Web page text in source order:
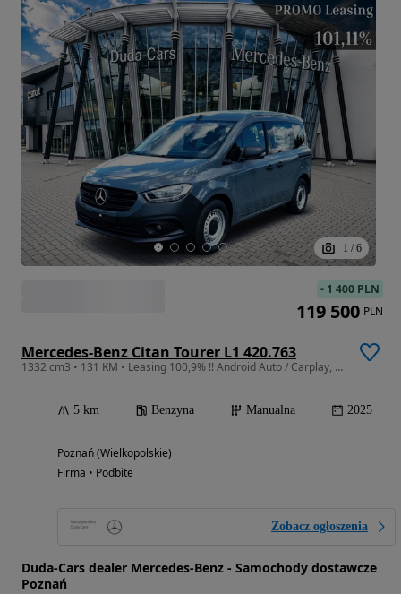
1 / 6
Mercedes-Benz Citan Tourer L1 420.763
1332 cm3 • 131 KM • Leasing 100,9% !! Android Auto / Carplay, Kamera, OD RĘKI !!
5 km Benzyna Manualna 2025
Poznań (Wielkopolskie)
Firma • Podbite
Zobacz ogłoszenia
Duda-Cars dealer Mercedes-Benz - Samochody dostawcze
Poznań
- 1 400 PLN
119 500 PLN